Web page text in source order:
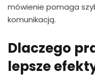
mówienie pomaga
komunikacją.
Dlaczego
lepsze